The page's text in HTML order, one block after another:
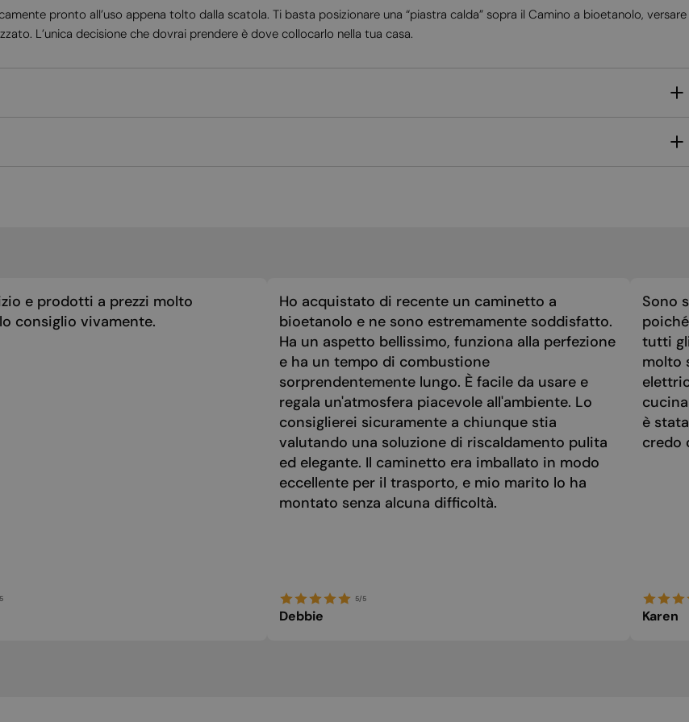
pronto all’uso appena tolto dalla scatola. Ti basta posizionare una “piastra calda” sopra il Camino a bioetanolo, versare
L’unica decisione che dovrai prendere è dove collocarlo nella tua casa.
e prodotti a prezzi molto
consiglio vivamente.
Ho acquistato di recente un caminetto a
bioetanolo e ne sono estremamente soddisfatto.
Ha un aspetto bellissimo, funziona alla perfezione
e ha un tempo di combustione
sorprendentemente lungo. È facile da usare e
regala un'atmosfera piacevole all'ambiente. Lo
consiglierei sicuramente a chiunque stia
valutando una soluzione di riscaldamento pulita
ed elegante. Il caminetto era imballato in modo
eccellente per il trasporto, e mio marito lo ha
montato senza alcuna difficoltà.
5/5
Debbie
Sono
tutti
molto
è
credo
Karen
NORWEGIAN
SERBIAN
TURKISH
UKRAINIAN